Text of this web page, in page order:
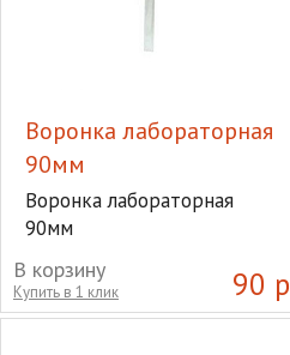
Воронка лабораторная
90мм
Воронка лабораторная
90мм
90 р
В корзину
Купить в 1 клик